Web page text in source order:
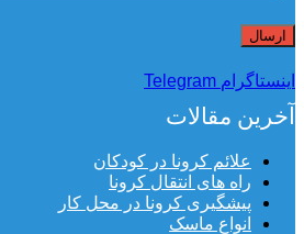
اینستاگرام Telegram
آخرین مقالات
علائم کرونا در کودکان
راه های انتقال کرونا
پیشگیری کرونا در محل کار
انواع ماسک